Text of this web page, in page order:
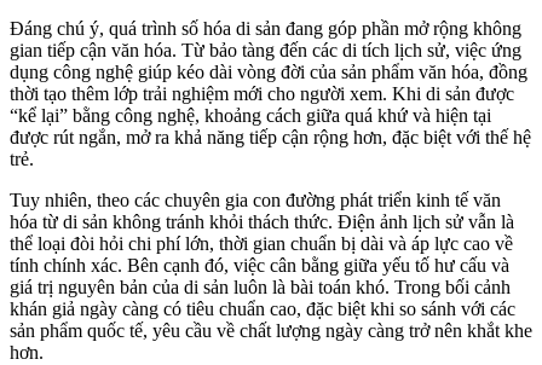
Đáng chú ý, quá trình số hóa di sản đang góp phần mở rộng không
gian tiếp cận văn hóa. Từ bảo tàng đến các di tích lịch sử, việc ứng
dụng công nghệ giúp kéo dài vòng đời của sản phẩm văn hóa, đồng
thời tạo thêm lớp trải nghiệm mới cho người xem. Khi di sản được
“kể lại” bằng công nghệ, khoảng cách giữa quá khứ và hiện tại
được rút ngắn, mở ra khả năng tiếp cận rộng hơn, đặc biệt với thế hệ
trẻ.
Tuy nhiên, theo các chuyên gia con đường phát triển kinh tế văn
hóa từ di sản không tránh khỏi thách thức. Điện ảnh lịch sử vẫn là
thể loại đòi hỏi chi phí lớn, thời gian chuẩn bị dài và áp lực cao về
tính chính xác. Bên cạnh đó, việc cân bằng giữa yếu tố hư cấu và
giá trị nguyên bản của di sản luôn là bài toán khó. Trong bối cảnh
khán giả ngày càng có tiêu chuẩn cao, đặc biệt khi so sánh với các
sản phẩm quốc tế, yêu cầu về chất lượng ngày càng trở nên khắt khe
hơn.